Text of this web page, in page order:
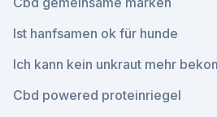
Ist hanfsamen ok für hunde
Ich kann kein unkraut mehr
Cbd powered proteinriegel